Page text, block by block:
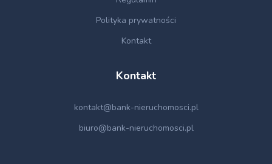
Polityka prywatności
Kontakt
Kontakt
kontakt@bank-nieruchomosci.pl
biuro@bank-nieruchomosci.pl